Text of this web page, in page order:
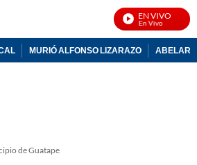
EN VIVO
MURIÓ ALFONSO LIZARAZO
de Guatape